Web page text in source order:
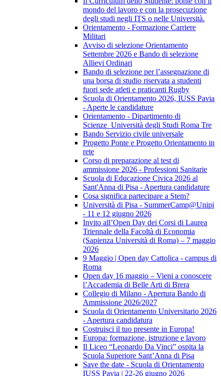
mondo del lavoro e con la prosecuzione
degli studi negli ITS o nelle Università.
Orientamento - Formazione Carriere
Militari
Avviso di selezione Orientamento
Settembre 2026 e Bando di selezione
Allievi Ordinari
Bando di selezione per l’assegnazione di
una borsa di studio riservata a studenti
fuori sede atleti e praticanti Rugby
Scuola di Orientamento 2026, IUSS Pavia
- Aperte le candidature
Orientamento - Dipartimento di
Scienze_Università degli Studi Roma Tre
Bando Servizio civile universale
Progetto Ponte e Progetto Orientamento in
rete
Corso di preparazione al test di
ammissione 2026 - Professioni Sanitarie
Scuola di Educazione Civica 2026 al
Sant'Anna di Pisa - Apertura candidature
Cosa significa partecipare a Stem?
Università di Pisa - SummerCamp@Unipi
- 11 e 12 giugno 2026
Invito all’Open Day dei Corsi di Laurea
Triennale della Facoltà di Economia
(Sapienza Università di Roma) – 7 maggio
2026
9 Maggio | Open day Cattolica - campus di
Roma
Open day 16 maggio – Vieni a conoscere
l’Accademia di Belle Arti di Brera
Collegio di Milano - Apertura Bando di
Ammissione 2026/2027
Scuola di Orientamento Universitario 2026
- Apertura candidatura
Costruisci il tuo presente in Europa!
Europa: formazione, istruzione e lavoro
Il Liceo “Leonardo Da Vinci” ospita la
Scuola Superiore Sant’Anna di Pisa
Save the date - Scuola di Orientamento
IUSS Pavia | 22-26 giugno 2026